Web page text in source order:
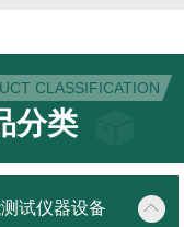
CLASSIFICATION
分类
试仪器设备